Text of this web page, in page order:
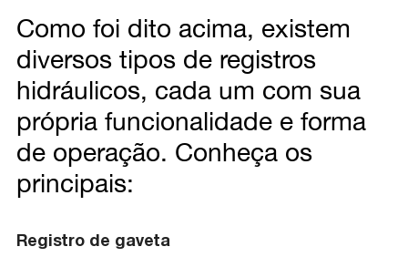
Como foi dito acima, existem
diversos tipos de registros
hidráulicos, cada um com sua
própria funcionalidade e forma
de operação. Conheça os
principais:
Registro de gaveta